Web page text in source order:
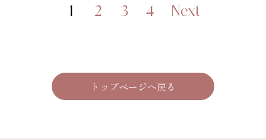
1 2 3 4 Next
トップページへ戻る